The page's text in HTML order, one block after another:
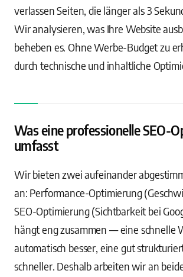
verlassen Seiten, die länger als 3
Wir analysieren, was Ihre Website
beheben es. Ohne Werbe-Budget zu
durch technische und inhaltliche
Was eine professionelle SEO-
umfasst
Wir bieten zwei aufeinander
an: Performance-Optimierung
SEO-Optimierung (Sichtbarkeit bei
hängt eng zusammen — eine schnelle
automatisch besser, eine gut
schneller. Deshalb arbeiten wir an